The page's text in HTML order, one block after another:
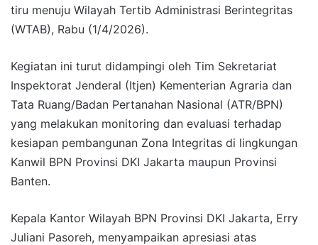
tiru menuju Wilayah Tertib Administrasi Berintegritas
(WTAB), Rabu (1/4/2026).
Kegiatan ini turut didampingi oleh Tim Sekretariat
Inspektorat Jenderal (Itjen) Kementerian Agraria dan
Tata Ruang/Badan Pertanahan Nasional (ATR/BPN)
yang melakukan monitoring dan evaluasi terhadap
kesiapan pembangunan Zona Integritas di lingkungan
Kanwil BPN Provinsi DKI Jakarta maupun Provinsi
Banten.
Kepala Kantor Wilayah BPN Provinsi DKI Jakarta, Erry
Juliani Pasoreh, menyampaikan apresiasi atas